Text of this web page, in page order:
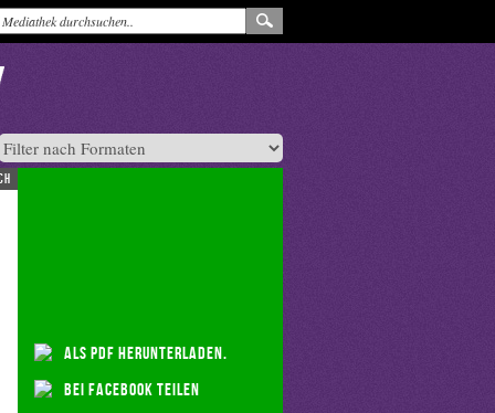
als PDF herunterladen.
bei Facebook teilen